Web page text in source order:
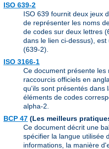
ISO 639-2
ISO 639 fournit deux jeux
de représenter les noms
de codes sur deux lettres
dans le lien ci-dessus),
(639-2).
ISO 3166-1
Ce document présente
raccourcis officiels en
qu'ils sont présentés dans
éléments de codes
alpha-2.
BCP 47 (Les meilleurs
Ce document décrit une
spécifier la langue utilisée
informations, la manière